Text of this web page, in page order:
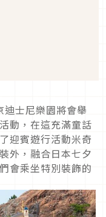
士尼樂園將會舉
動，在這充滿童話
迎賓遊行活動米奇
外，融合日本七夕
會乘坐特別裝飾的